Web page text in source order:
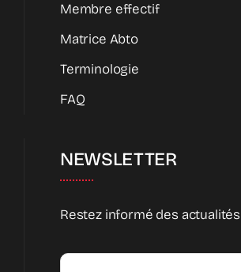
Membre effectif
Matrice Abto
Terminologie
FAQ
NEWSLETTER
Restez informé des